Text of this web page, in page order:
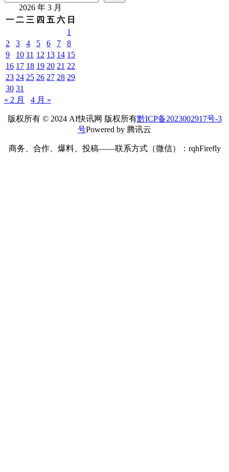
2026 年 3 月
一 二 三 四 五 六 日
1
2
3 4 5 6 7
8
9
10 11 12 13 14 15
16 17 18 19 20 21 22
23 24 25 26 27 28 29
30 31
« 2 月
4 月 »
版权所有 © 2024 AI快讯网 版权所有黔ICP备2023002917号-3
号Powered by 腾讯云
商务、合作、爆料、投稿——联系方式（微信）：rqhFirefly